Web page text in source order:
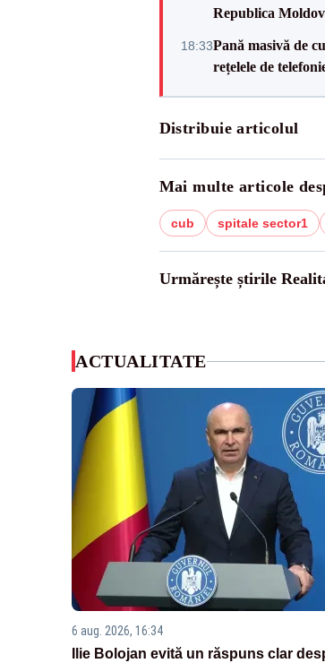
Republica
18:33Pană masivă de
rețelele de
Distribuie articolul
Mai multe articole
cub spitale sector1
Urmărește știrile
ACTUALITATE
6 aug. 2026, 16:34
Ilie Bolojan evită un răspuns clar